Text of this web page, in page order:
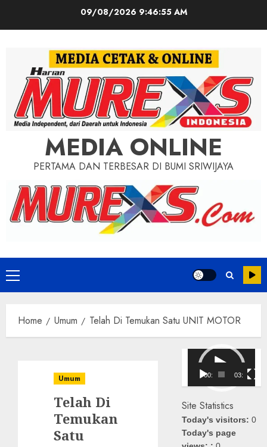
09/08/2026 9:46:56 AM
MEDIA ONLINE
PERTAMA DAN TERBESAR DI BUMI SRIWIJAYA
Primary
Menu
Home Umum Telah Di Temukan Satu UNIT MOTOR
Umum
Telah Di
Temukan
Satu
Pemutar
Video
00:00 03:08
Site Statistics
Today's visitors:0
Today's page